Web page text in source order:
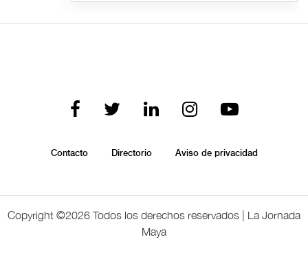
Contacto Directorio Aviso de privacidad
Copyright ©2026 Todos los derechos reservados | La Jornada
Maya